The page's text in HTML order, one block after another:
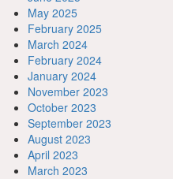
May 2025
February 2025
March 2024
February 2024
January 2024
November 2023
October 2023
September 2023
August 2023
April 2023
March 2023